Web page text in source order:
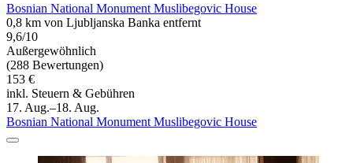
Bosnian National Monument Muslibegovic House
0,8 km von Ljubljanska Banka entfernt
9,6/10
Außergewöhnlich
(288 Bewertungen)
153 €
inkl. Steuern & Gebühren
17. Aug.–18. Aug.
Bosnian National Monument Muslibegovic House